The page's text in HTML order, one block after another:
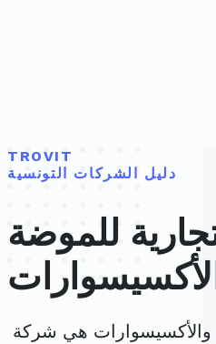
TROVIT
دليل الشركات التونسية
للموضة
والأكسيسوارات هي شركة